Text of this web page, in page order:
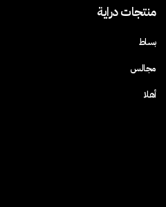
منتجات دراية
بساط
مجالس
أهلا